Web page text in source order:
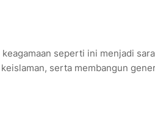
seperti ini menjadi
serta membangun